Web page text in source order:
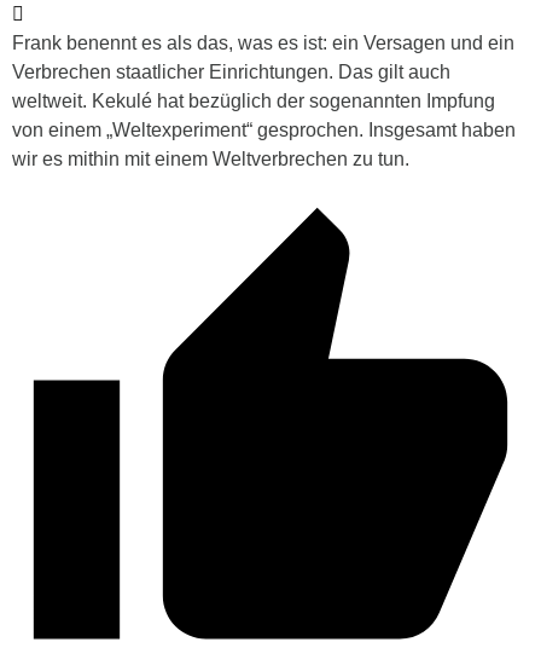
Frank benennt es als das, was es ist: ein Versagen und ein
Verbrechen staatlicher Einrichtungen. Das gilt auch
weltweit. Kekulé hat bezüglich der sogenannten Impfung
von einem „Weltexperiment“ gesprochen. Insgesamt haben
wir es mithin mit einem Weltverbrechen zu tun.